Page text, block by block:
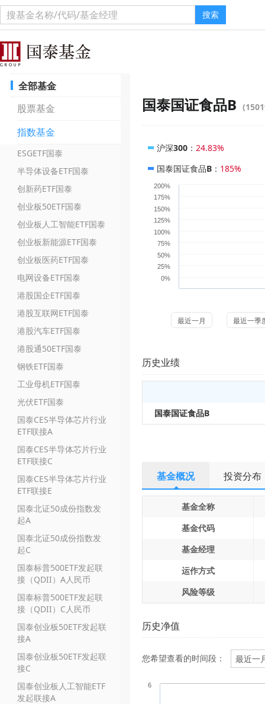
搜索
全部基金
股票基金
指数基金
ESGETF国泰
半导体设备ETF国泰
创新药ETF国泰
创业板50ETF国泰
创业板人工智能ETF国泰
创业板新能源ETF国泰
创业板医药ETF国泰
电网设备ETF国泰
港股国企ETF国泰
港股互联网ETF国泰
港股汽车ETF国泰
港股通50ETF国泰
钢铁ETF国泰
工业母机ETF国泰
光伏ETF国泰
国泰CES半导体芯片行业
ETF联接A
国泰CES半导体芯片行业
ETF联接C
国泰CES半导体芯片行业
ETF联接E
国泰北证50成份指数发
起A
国泰北证50成份指数发
起C
国泰标普500ETF发起联
接（QDII）A人民币
国泰标普500ETF发起联
接（QDII）C人民币
国泰创业板50ETF发起联
接A
国泰创业板50ETF发起联
接C
国泰创业板人工智能ETF
发起联接A
国泰国证食品B
沪深300 ： 24.83%
国泰国证食品B ： 185%
0%
25%
50%
75%
100%
125%
150%
175%
200%
最近一月 最近一季
历史业绩
国泰国证食品B
基金概况 投资分布
基金全称
基金代码
基金经理
运作方式
风险等级
历史净值
您希望查看的时间段：
6